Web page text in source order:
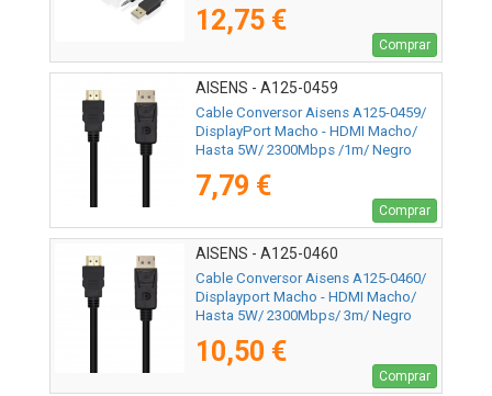
12,75 €
Comprar
AISENS - A125-0459
Cable Conversor Aisens A125-0459/
DisplayPort Macho - HDMI Macho/
Hasta 5W/ 2300Mbps /1m/ Negro
7,79 €
Comprar
AISENS - A125-0460
Cable Conversor Aisens A125-0460/
Displayport Macho - HDMI Macho/
Hasta 5W/ 2300Mbps/ 3m/ Negro
10,50 €
Comprar